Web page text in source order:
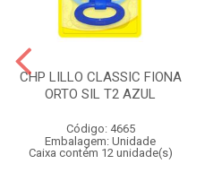
CHP LILLO CLASSIC FIONA
ORTO SIL T2 AZUL
Código: 4665
Embalagem: Unidade
Caixa contém 12 unidade(s)